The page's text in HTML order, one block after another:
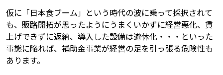
仮に「日本食ブーム」という時代の波に乗って採択されて
も、販路開拓が思ったようにうまくいかずに経営悪化、賃
上げできずに返納、導入した設備は遊休化・・・といった
事態に陥れば、補助金事業が経営の足を引っ張る危険性も
あります。